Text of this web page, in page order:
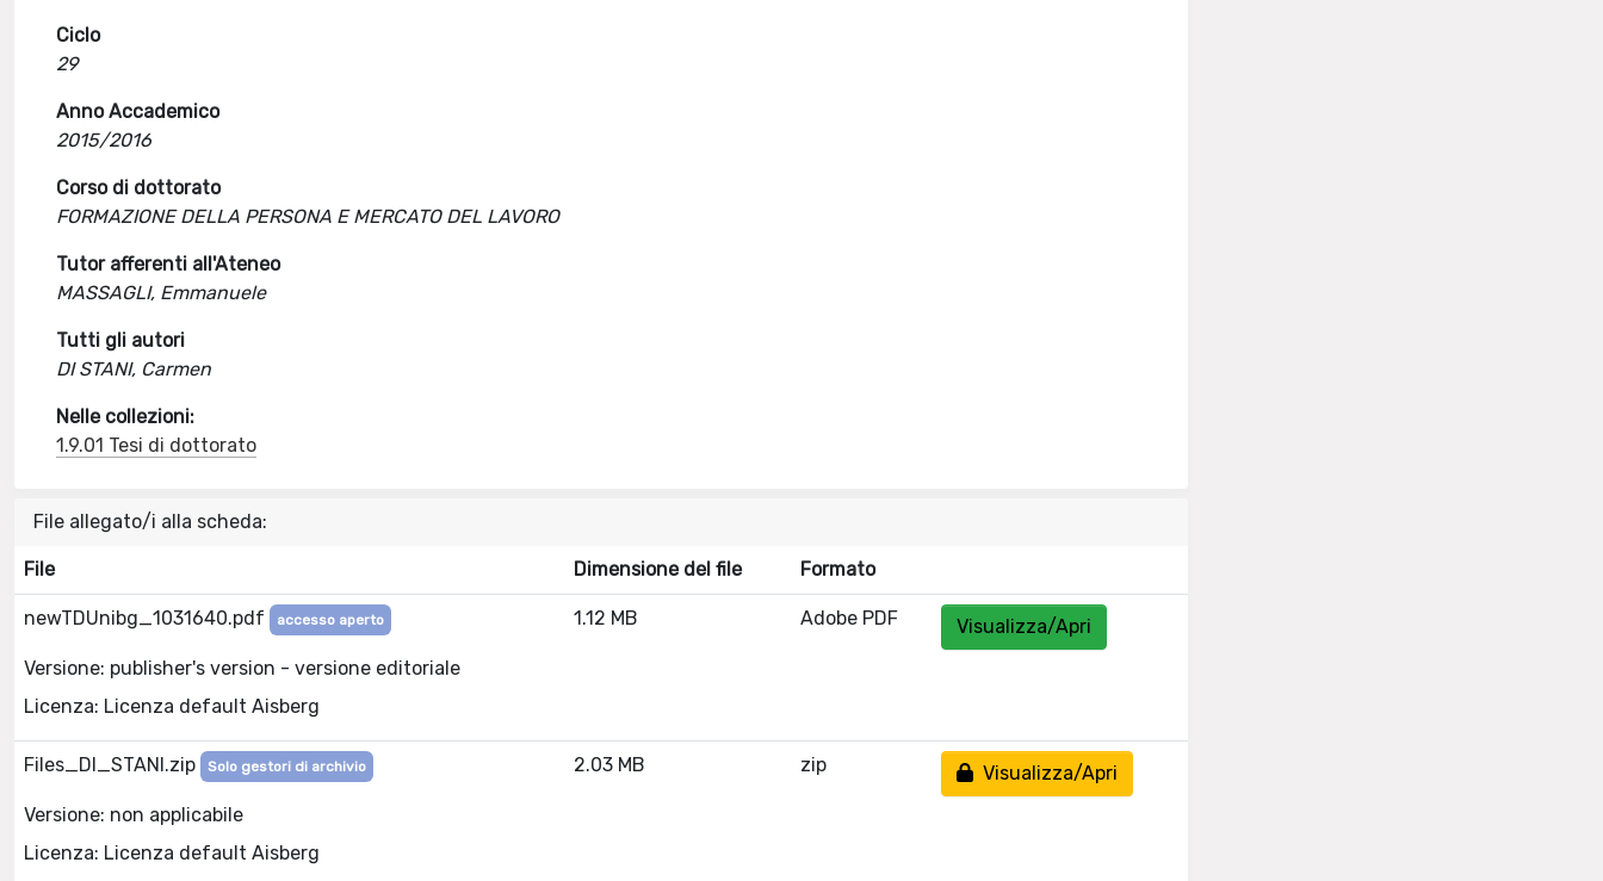
Ciclo
29
Anno Accademico
2015/2016
Corso di dottorato
FORMAZIONE DELLA PERSONA E MERCATO DEL LAVORO
Tutor afferenti all'Ateneo
MASSAGLI, Emmanuele
Tutti gli autori
DI STANI, Carmen
Nelle collezioni:
1.9.01 Tesi di dottorato
File allegato/i alla scheda:
File Dimensione del file Formato
newTDUnibg_1031640.pdf accesso aperto
Versione: publisher's version - versione editoriale
Licenza: Licenza default Aisberg
1.12 MB Adobe PDF Visualizza/Apri
Files_DI_STANI.zip Solo gestori di archivio
Versione: non applicabile
Licenza: Licenza default Aisberg
2.03 MB zip Visualizza/Apri